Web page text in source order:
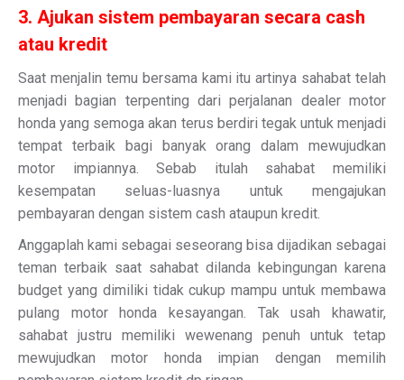
3. Ajukan sistem pembayaran secara cash
atau kredit
Saat menjalin temu bersama kami itu artinya sahabat telah
menjadi bagian terpenting dari perjalanan dealer motor
honda yang semoga akan terus berdiri tegak untuk menjadi
tempat terbaik bagi banyak orang dalam mewujudkan
motor impiannya. Sebab itulah sahabat memiliki
kesempatan seluas-luasnya untuk mengajukan
pembayaran dengan sistem cash ataupun kredit.
Anggaplah kami sebagai seseorang bisa dijadikan sebagai
teman terbaik saat sahabat dilanda kebingungan karena
budget yang dimiliki tidak cukup mampu untuk membawa
pulang motor honda kesayangan. Tak usah khawatir,
sahabat justru memiliki wewenang penuh untuk tetap
mewujudkan motor honda impian dengan memilih